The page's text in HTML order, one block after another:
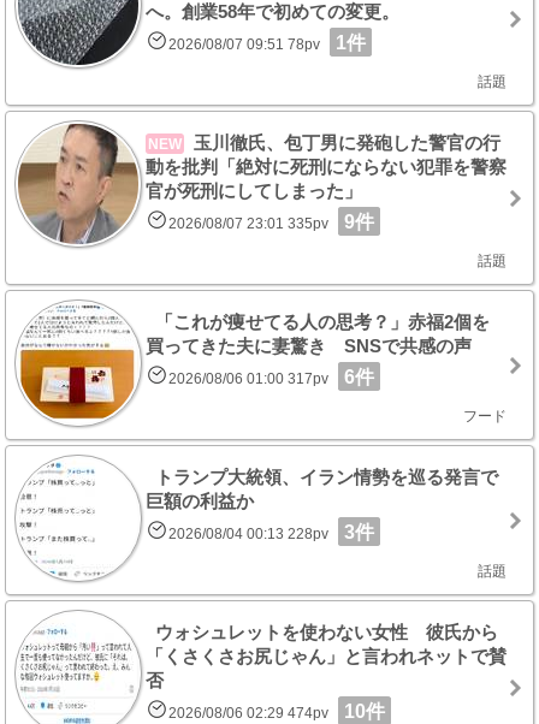
へ。創業58年で初めての変更。
2026/08/07 09:51 78pv 1件
話題
NEW
玉川徹氏、包丁男に発砲した警官の行
動を批判「絶対に死刑にならない犯罪を警察
官が死刑にしてしまった」
2026/08/07 23:01 335pv 9件
話題
「これが痩せてる人の思考？」赤福2個を
買ってきた夫に妻驚き SNSで共感の声
2026/08/06 01:00 317pv 6件
フード
トランプ大統領、イラン情勢を巡る発言で
巨額の利益か
2026/08/04 00:13 228pv 3件
話題
ウォシュレットを使わない女性 彼氏から
「くさくさお尻じゃん」と言われネットで賛
否
2026/08/06 02:29 474pv 10件